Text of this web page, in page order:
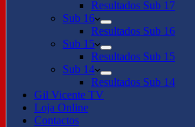
Resultados Sub 17
Sub 16
Resultados Sub 16
Sub 15
Resultados Sub 15
Sub 14
Resultados Sub 14
Gil Vicente TV
Loja Online
Contactos